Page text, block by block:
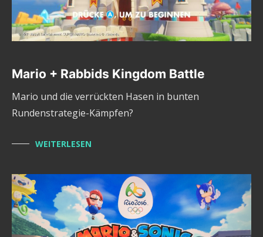
Mario + Rabbids Kingdom Battle
Mario und die verrückten Hasen in bunten
Rundenstrategie-Kämpfen?
WEITERLESEN